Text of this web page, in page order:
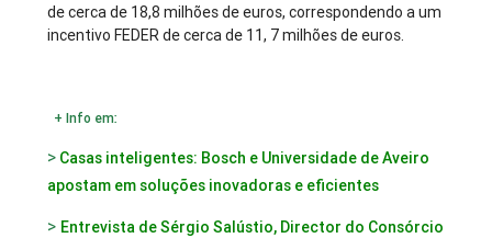
de cerca de 18,8 milhões de euros, correspondendo a um
incentivo FEDER de cerca de 11, 7 milhões de euros.
+ Info em:
> Casas inteligentes: Bosch e Universidade de Aveiro
apostam em soluções inovadoras e eficientes
> Entrevista de Sérgio Salústio, Director do Consórcio